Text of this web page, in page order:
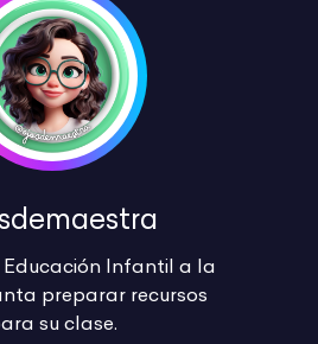
Infantil a la
preparar recursos
su clase.